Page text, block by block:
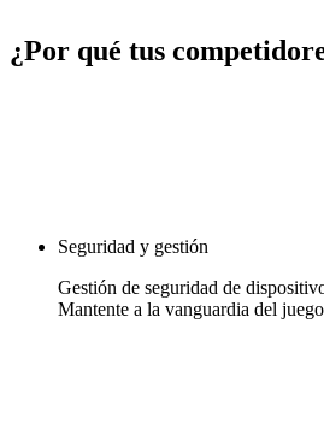
¿Por qué tus
Seguridad y gestión
Gestión de seguridad de
Mantente a la vanguardia del